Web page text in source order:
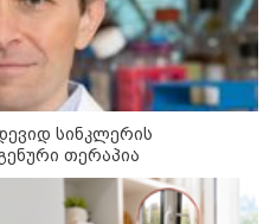
/ 07-08-2026
ყველა ქალაქში
წითელი დონე
/ 07-08-2026
სინკლერის
თერაპია